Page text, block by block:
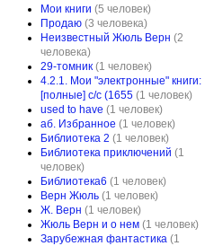
Мои книги (5 человек)
Продаю (3 человека)
Неизвестный Жюль Верн (2
человека)
29-томник (1 человек)
4.2.1. Мои "электронные" книги:
[полные] с/с (1655 (1 человек)
used to have (1 человек)
аб. Избранное (1 человек)
Библиотека 2 (1 человек)
Библиотека приключений (1
человек)
Библиотека6 (1 человек)
Верн Жюль (1 человек)
Ж. Верн (1 человек)
Жюль Верн и о нем (1 человек)
Зарубежная фантастика (1